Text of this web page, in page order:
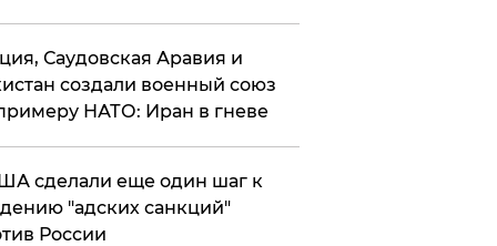
Саудовская Аравия и
создали военный союз
НАТО: Иран в гневе
сделали еще один шаг к
"адских санкций"
России